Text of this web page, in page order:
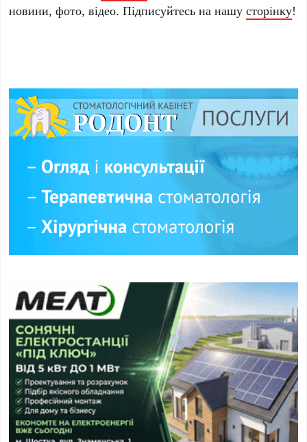
новини, фото, відео. Підписуйтесь на нашусторінку!